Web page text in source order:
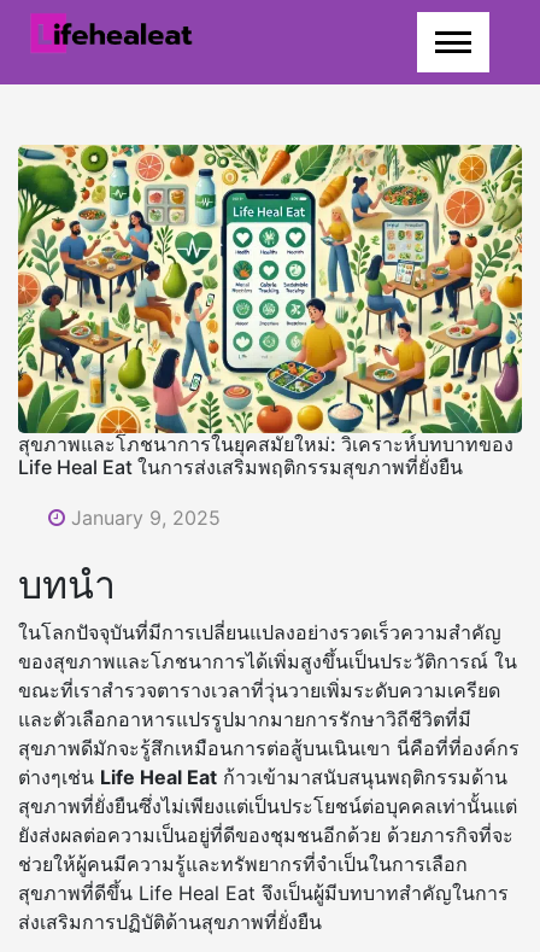
Skip
สุขภาพและโภชนาการในยุคสมัยใหม่: วิเคราะห์บทบาทของ
Life Heal Eat ในการส่งเสริมพฤติกรรมสุขภาพที่ยั่งยืน
January 9, 2025
บทนำ
ในโลกปัจจุบันที่มีการเปลี่ยนแปลงอย่างรวดเร็วความสำคัญ
ของสุขภาพและโภชนาการได้เพิ่มสูงขึ้นเป็นประวัติการณ์ ใน
ขณะที่เราสำรวจตารางเวลาที่วุ่นวายเพิ่มระดับความเครียด
และตัวเลือกอาหารแปรรูปมากมายการรักษาวิถีชีวิตที่มี
สุขภาพดีมักจะรู้สึกเหมือนการต่อสู้บนเนินเขา นี่คือที่ที่องค์กร
ต่างๆเช่น Life Heal Eat ก้าวเข้ามาสนับสนุนพฤติกรรมด้าน
สุขภาพที่ยั่งยืนซึ่งไม่เพียงแต่เป็นประโยชน์ต่อบุคคลเท่านั้นแต่
ยังส่งผลต่อความเป็นอยู่ที่ดีของชุมชนอีกด้วย ด้วยภารกิจที่จะ
ช่วยให้ผู้คนมีความรู้และทรัพยากรที่จำเป็นในการเลือก
สุขภาพที่ดีขึ้น Life Heal Eat จึงเป็นผู้มีบทบาทสำคัญในการ
ส่งเสริมการปฏิบัติด้านสุขภาพที่ยั่งยืน